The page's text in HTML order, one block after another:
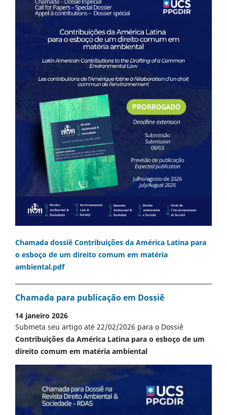
Chamada dossiê Contribuições da América Latina para
o esboço de um direito comum em matéria
ambiental.pdf
Chamada para publicação em Dossiê
14 janeiro 2026
Submeta seu artigo até 22/02/2026 para o Dossiê
Contribuições da América Latina para o esboço de um
direito comum em matéria ambiental